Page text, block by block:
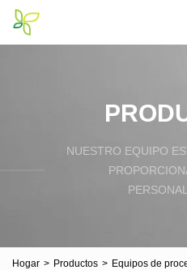
NUESTRO EQUIPO
Hogar > Productos > Equipos de